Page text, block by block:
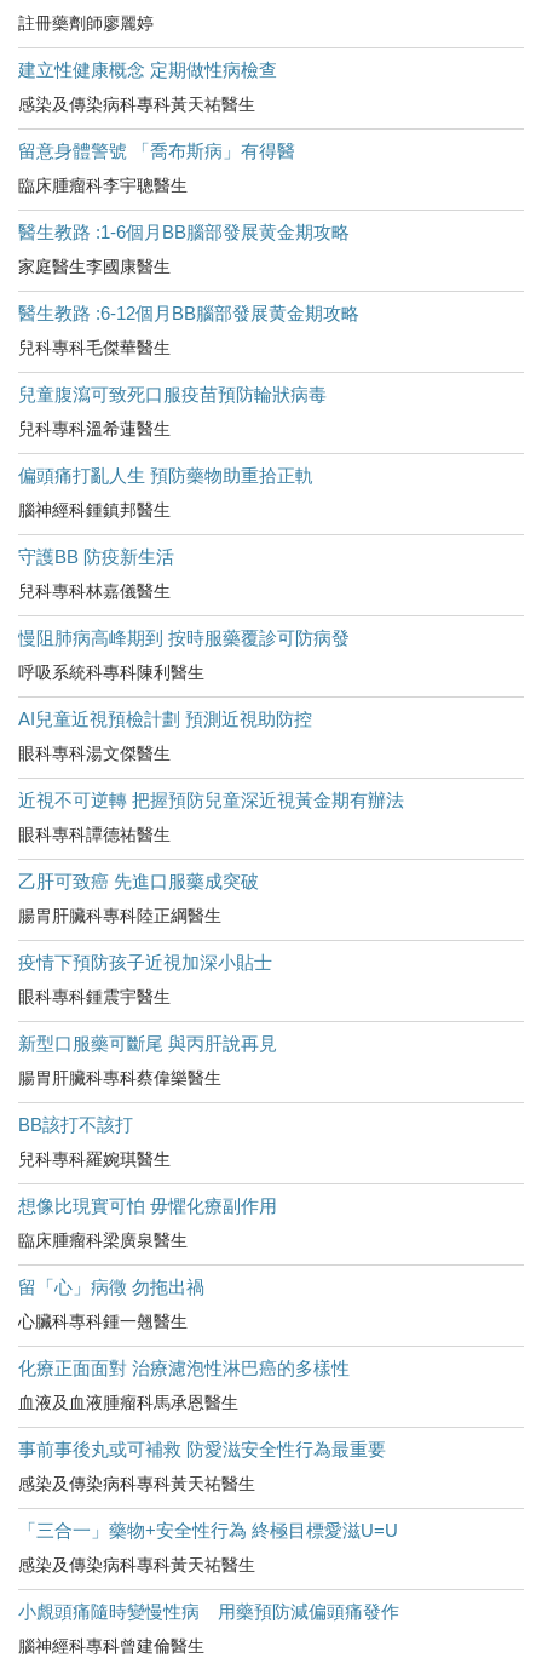
註冊藥劑師廖麗婷
建立性健康概念 定期做性病檢查
感染及傳染病科專科黃天祐醫生
留意身體警號 「喬布斯病」有得醫
臨床腫瘤科李宇聰醫生
醫生教路 :1-6個月BB腦部發展黄金期攻略
家庭醫生李國康醫生
醫生教路 :6-12個月BB腦部發展黄金期攻略
兒科專科毛傑華醫生
兒童腹瀉可致死口服疫苗預防輪狀病毒
兒科專科溫希蓮醫生
偏頭痛打亂人生 預防藥物助重拾正軌
腦神經科鍾鎮邦醫生
守護BB 防疫新生活
兒科專科林嘉儀醫生
慢阻肺病高峰期到 按時服藥覆診可防病發
呼吸系統科專科陳利醫生
AI兒童近視預檢計劃 預測近視助防控
眼科專科湯文傑醫生
近視不可逆轉 把握預防兒童深近視黃金期有辦法
眼科專科譚德祐醫生
乙肝可致癌 先進口服藥成突破
腸胃肝臟科專科陸正綱醫生
疫情下預防孩子近視加深小貼士
眼科專科鍾震宇醫生
新型口服藥可斷尾 與丙肝說再見
腸胃肝臟科專科蔡偉樂醫生
BB該打不該打
兒科專科羅婉琪醫生
想像比現實可怕 毋懼化療副作用
臨床腫瘤科梁廣泉醫生
留「心」病徵 勿拖出禍
心臟科專科鍾一翹醫生
化療正面面對 治療濾泡性淋巴癌的多樣性
血液及血液腫瘤科馬承恩醫生
事前事後丸或可補救 防愛滋安全性行為最重要
感染及傳染病科專科黃天祐醫生
「三合一」藥物+安全性行為 終極目標愛滋U=U
感染及傳染病科專科黃天祐醫生
小覤頭痛隨時變慢性病 用藥預防減偏頭痛發作
腦神經科專科曾建倫醫生